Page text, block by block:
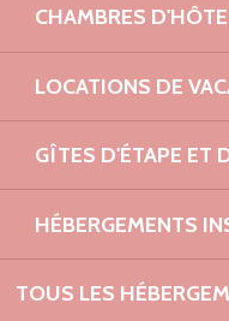
CHAMBRES
LOCATIONS DE
GÎTES D'ÉTAPE ET
HÉBERGEMENTS
TOUS LES
fait peau
édition
en page plus
pour
et aux
en
?